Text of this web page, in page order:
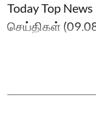
Today Top
செய்திகள்